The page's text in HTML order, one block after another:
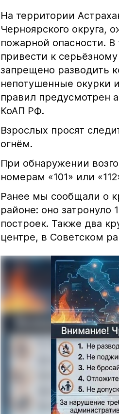
На территории
Черноярского округа,
пожарной опасности.
привести к
запрещено разводить
непотушенные окурки
правил предусмотрен
КоАП РФ.
Взрослых просят
огнём.
При обнаружении
номерам «101» или
Ранее мы сообщали о
районе: оно
построек. Также два
центре, в Советском